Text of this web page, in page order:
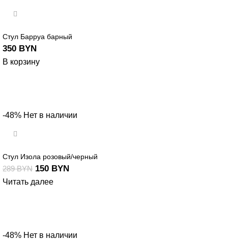
Стул Барруа барный
350 BYN
В корзину
-48% Нет в наличии
Стул Изола розовый/черный
289BYN 150 BYN
Читать далее
-48% Нет в наличии